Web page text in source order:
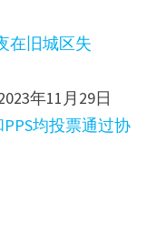
在旧城区失
年11月29日
均投票通过协